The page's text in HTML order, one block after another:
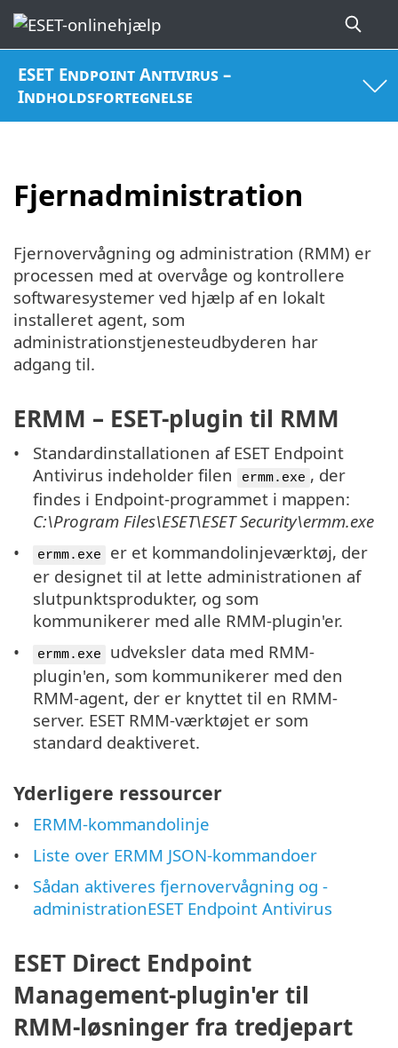
ESET Endpoint Antivirus –
Indholdsfortegnelse
Fjernadministration
Fjernovervågning og administration (RMM) er
processen med at overvåge og kontrollere
softwaresystemer ved hjælp af en lokalt
installeret agent, som
administrationstjenesteudbyderen har
adgang til.
ERMM – ESET-plugin til RMM
Standardinstallationen af ESET Endpoint
Antivirus indeholder filen
ermm.exe , der
findes i Endpoint-programmet i mappen:
C:\Program Files\ESET\ESET Security\ermm.exe
ermm.exe
er et kommandolinjeværktøj, der
er designet til at lette administrationen af
slutpunktsprodukter, og som
kommunikerer med alle RMM-plugin'er.
ermm.exe
udveksler data med RMM-
plugin'en, som kommunikerer med den
RMM-agent, der er knyttet til en RMM-
server. ESET RMM-værktøjet er som
standard deaktiveret.
Yderligere ressourcer
ERMM-kommandolinje
Liste over ERMM JSON-kommandoer
Sådan aktiveres fjernovervågning og -
administrationESET Endpoint Antivirus
ESET Direct Endpoint
Management-plugin'er til
RMM-løsninger fra tredjepart